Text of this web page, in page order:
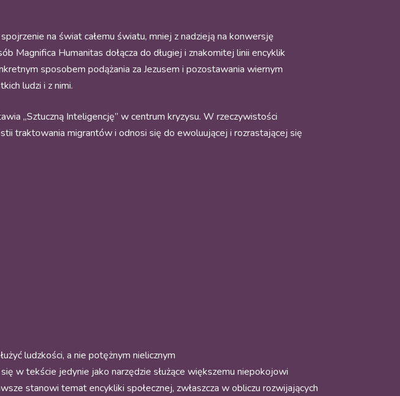
na świat całemu światu, mniej z nadzieją na konwersję
Magnifica Humanitas dołącza do długiej i znakomitej linii encyklik
sposobem podążania za Jezusem i pozostawania wiernym
ludzi i z nimi.
„Sztuczną Inteligencję” w centrum kryzysu. W rzeczywistości
traktowania migrantów i odnosi się do ewoluującej i rozrastającej się
ludzkości, a nie potężnym nielicznym
w tekście jedynie jako narzędzie służące większemu niepokojowi
stanowi temat encykliki społecznej, zwłaszcza w obliczu rozwijających